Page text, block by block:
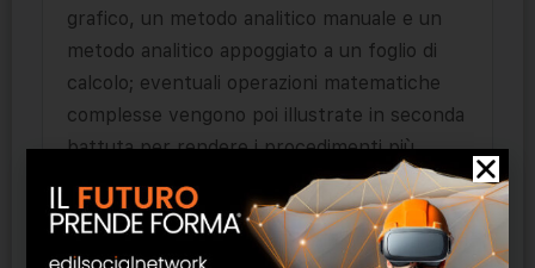
grafico, un metodo analitico manuale e un
metodo analitico appoggiato a un foglio di
calcolo; eventuali operazioni matematiche
complesse vengono poi illustrate in seconda
battuta per rendere i procedimenti più
generali. Il progettista, manipolando forze e
sezioni, potrà così avere la certezza della
soluzione con il semplice confronto tra